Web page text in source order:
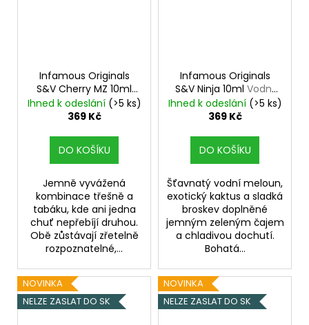
Infamous Originals
S&V Cherry MZ 10ml
Třešňový tabák
Ihned k odeslání (>5 ks)
369 Kč
DO KOŠÍKU
Jemně vyvážená
kombinace třešně a
tabáku, kde ani jedna
chuť nepřebíjí druhou.
Obě zůstávají zřetelně
rozpoznatelné,...
Infamous Originals
S&V Ninja 10ml Vodní
meloun s kaktusem,
broskví a čajem
Ihned k odeslání (>5 ks)
369 Kč
DO KOŠÍKU
Šťavnatý vodní meloun,
exotický kaktus a sladká
broskev doplněné
jemným zeleným čajem
a chladivou dochutí.
Bohatá...
NOVINKA
NELZE ZASLAT DO SK
NOVINKA
NELZE ZASLAT DO SK